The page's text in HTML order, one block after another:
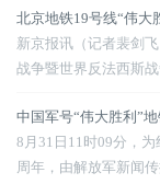
北京地铁19号线“伟大
新京报讯（记者裴剑
战争暨世界反法西斯
中国军号“伟大胜利”
8月31日11时09分，
周年，由解放军新闻